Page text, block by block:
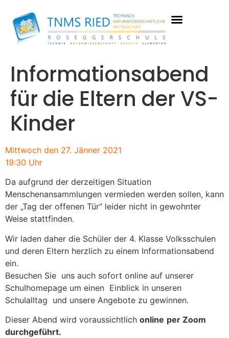
Informationsabend
für die Eltern der VS-
Kinder
Mittwoch den 27. Jänner 2021
19:30 Uhr
Da aufgrund der derzeitigen Situation
Menschenansammlungen vermieden werden sollen, kann
der „Tag der offenen Tür“ leider nicht in gewohnter
Weise stattfinden.
Wir laden daher die Schüler der 4. Klasse Volksschulen
und deren Eltern herzlich zu einem Informationsabend
ein.
Besuchen Sie uns auch sofort online auf unserer
Schulhomepage um einen Einblick in unseren
Schulalltag und unsere Angebote zu gewinnen.
Dieser Abend wird voraussichtlich online per Zoom
durchgeführt.